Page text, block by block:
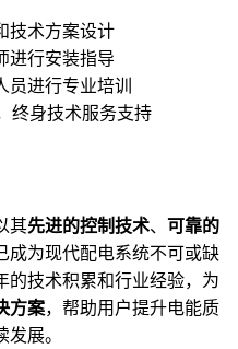
技术方案设计
进行安装指导
员进行专业培训
终身技术服务支持
其先进的控制技术、 可靠的
成为现代配电系统不可或缺
的技术积累和行业经验，为
方案，帮助用户提升电能质
展。